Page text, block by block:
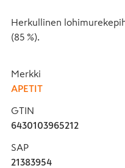
Herkullinen
(85 %).
Merkki
APETIT
GTIN
6430103965212
SAP
21383954